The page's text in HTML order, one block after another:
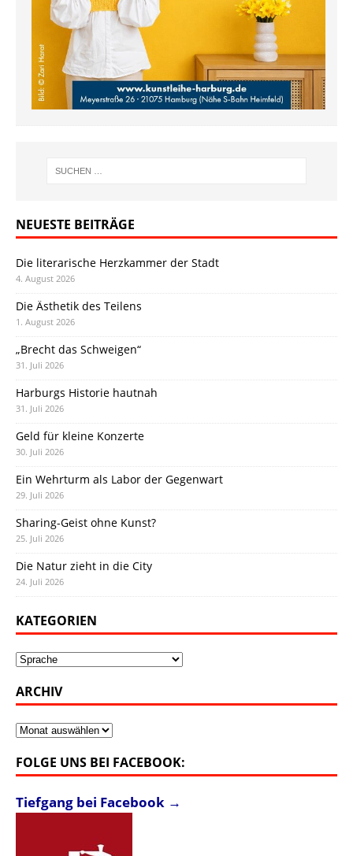
NEUESTE BEITRÄGE
Die literarische Herzkammer der Stadt
4. August 2026
Die Ästhetik des Teilens
1. August 2026
„Brecht das Schweigen“
31. Juli 2026
Harburgs Historie hautnah
31. Juli 2026
Geld für kleine Konzerte
30. Juli 2026
Ein Wehrturm als Labor der Gegenwart
29. Juli 2026
Sharing-Geist ohne Kunst?
25. Juli 2026
Die Natur zieht in die City
24. Juli 2026
KATEGORIEN
Kategorien
ARCHIV
Archiv
FOLGE UNS BEI FACEBOOK:
Tiefgang bei Facebook →